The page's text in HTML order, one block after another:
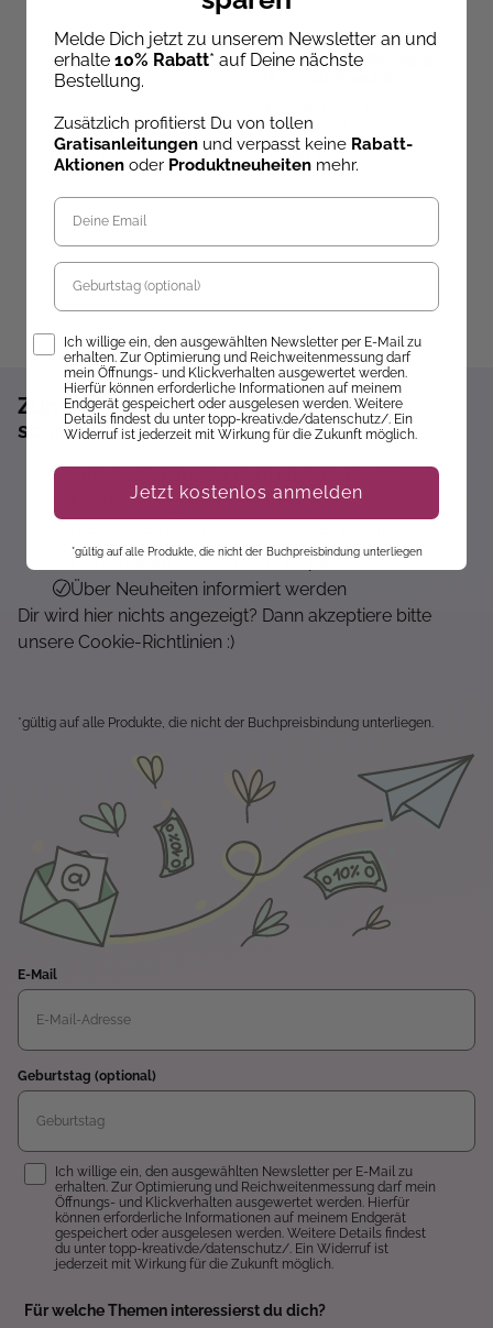
Sandra Tews,Kathi Hund
Colorful World - Goldene
Herbsttage
Sofort lieferbar
13,99 €
Cranberry Creek Cosy
Crime: Der Muffin-Mord
versandbereit
12,99 €
Zum Newsletter anmelden und 10%
sparen!*
Exklusive Angebote erhalten
Keine Rabatt-Aktion mehr verpassen
Über Neuheiten informiert werden
Dir wird hier nichts angezeigt? Dann akzeptiere bitte
unsere Cookie-Richtlinien :)
*gültig auf alle Produkte, die nicht der Buchpreisbindung unterliegen.
E-Mail
Geburtstag (optional)
Einwilligung
Ich willige ein, den ausgewählten Newsletter per E-Mail zu
erhalten. Zur Optimierung und Reichweitenmessung darf mein
Öffnungs- und Klickverhalten ausgewertet werden. Hierfür
können erforderliche Informationen auf meinem Endgerät
gespeichert oder ausgelesen werden. Weitere Details findest
du unter topp-kreativ.de/datenschutz/. Ein Widerruf ist
jederzeit mit Wirkung für die Zukunft möglich.
Für welche Themen interessierst du dich?
Melde Dich jetzt zu unserem Newsletter an und
erhalte 10% Rabatt* auf Deine nächste
Bestellung.
Zusätzlich profitierst Du von tollen
Gratisanleitungen und verpasst keine Rabatt-
Aktionen oder Produktneuheiten mehr.
Geburtstag
Opt-InIch willige ein, den ausgewählten Newsletter per E-Mail zu
erhalten. Zur Optimierung und Reichweitenmessung darf
mein Öffnungs- und Klickverhalten ausgewertet werden.
Hierfür können erforderliche Informationen auf meinem
Endgerät gespeichert oder ausgelesen werden. Weitere
Details findest du unter topp-kreativ.de/datenschutz/. Ein
Widerruf ist jederzeit mit Wirkung für die Zukunft möglich.
Jetzt kostenlos anmelden
*gültig auf alle Produkte, die nicht der Buchpreisbindung unterliegen